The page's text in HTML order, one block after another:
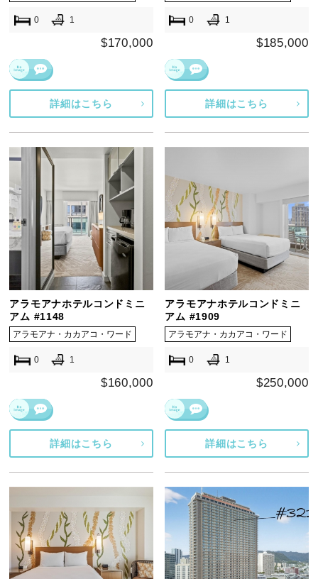
0 1
$170,000
詳細はこちら
0 1
$185,000
詳細はこちら
アラモアナホテルコンドミニ
アム #1148
アラモアナ・カカアコ・ワード
0 1
$160,000
詳細はこちら
アラモアナホテルコンドミニ
アム #1909
アラモアナ・カカアコ・ワード
0 1
$250,000
詳細はこちら